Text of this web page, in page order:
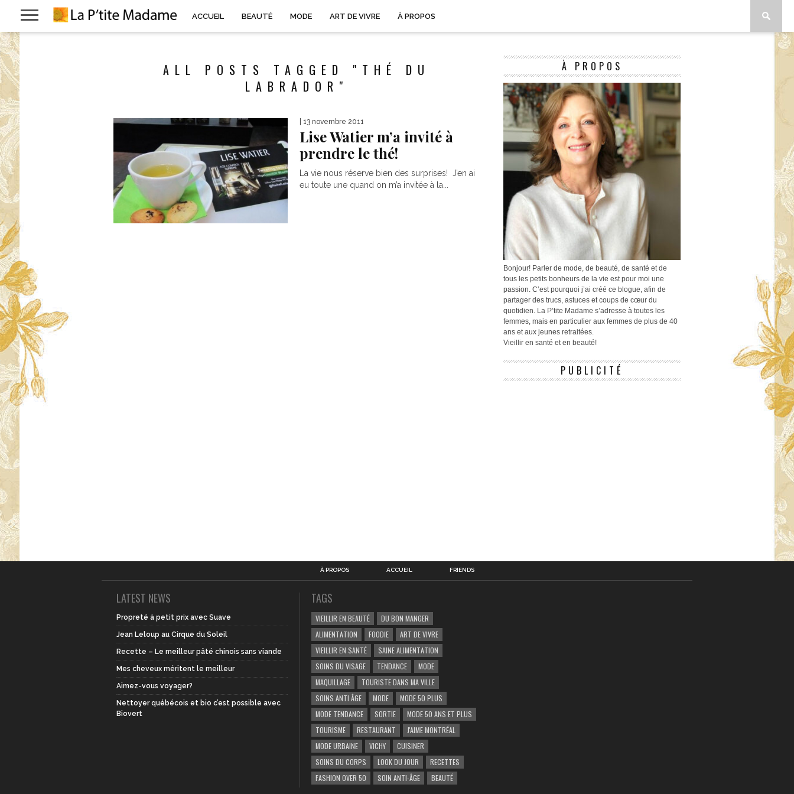
ACCUEIL BEAUTÉ MODE ART DE VIVRE À PROPOS
ALL POSTS TAGGED "THÉ DU
LABRADOR"
| 13 novembre 2011
Lise Watier m’a invité à
prendre le thé!
La vie nous réserve bien des surprises! J’en ai
eu toute une quand on m’a invitée à la...
À PROPOS
Bonjour! Parler de mode, de beauté, de santé et de
tous les petits bonheurs de la vie est pour moi une
passion. C’est pourquoi j’ai créé ce blogue, afin de
partager des trucs, astuces et coups de cœur du
quotidien. La P’tite Madame s’adresse à toutes les
femmes, mais en particulier aux femmes de plus de 40
ans et aux jeunes retraitées.
Vieillir en santé et en beauté!
PUBLICITÉ
À PROPOS ACCUEIL FRIENDS
LATEST NEWS
Propreté à petit prix avec Suave
Jean Leloup au Cirque du Soleil
Recette – Le meilleur pâté chinois sans viande
Mes cheveux méritent le meilleur
Aimez-vous voyager?
Nettoyer québécois et bio c’est possible avec
Biovert
TAGS
VIEILLIR EN BEAUTÉ
DU BON MANGER
ALIMENTATION
FOODIE
ART DE VIVRE
VIEILLIR EN SANTÉ
SAINE ALIMENTATION
SOINS DU VISAGE
TENDANCE
MODE
MAQUILLAGE
TOURISTE DANS MA VILLE
SOINS ANTI ÂGE
MODE
MODE 50 PLUS
MODE TENDANCE
SORTIE
MODE 50 ANS ET PLUS
TOURISME
RESTAURANT
J'AIME MONTRÉAL
MODE URBAINE
VICHY
CUISINER
SOINS DU CORPS
LOOK DU JOUR
RECETTES
FASHION OVER 50
SOIN ANTI-ÂGE BEAUTÉ